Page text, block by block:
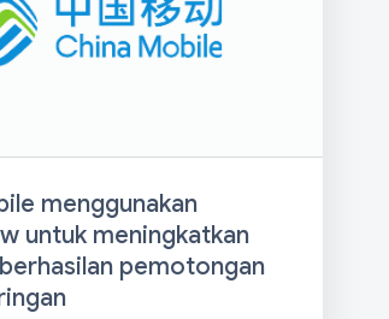
menggunakan
untuk meningkatkan
pemotongan